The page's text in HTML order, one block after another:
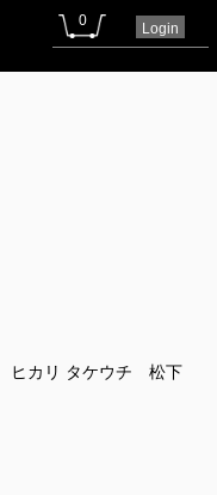
0 Login
カリ タケウチ 松下